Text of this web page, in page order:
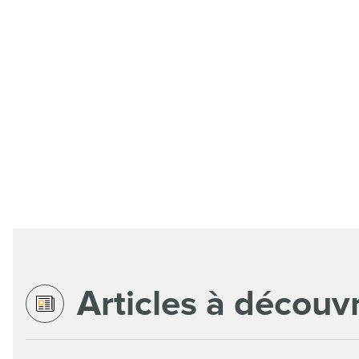
Articles à